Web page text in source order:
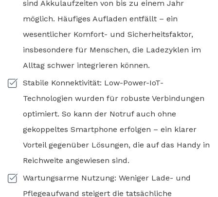
sind Akkulaufzeiten von bis zu einem Jahr
möglich. Häufiges Aufladen entfällt – ein
wesentlicher Komfort- und Sicherheitsfaktor,
insbesondere für Menschen, die Ladezyklen im
Alltag schwer integrieren können.
Stabile Konnektivität: Low-Power-IoT-
Technologien wurden für robuste Verbindungen
optimiert. So kann der Notruf auch ohne
gekoppeltes Smartphone erfolgen – ein klarer
Vorteil gegenüber Lösungen, die auf das Handy in
Reichweite angewiesen sind.
Wartungsarme Nutzung: Weniger Lade- und
Pflegeaufwand steigert die tatsächliche